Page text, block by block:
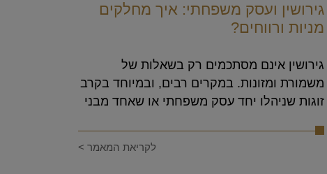
גירושין ועסק משפחתי: איך מחלקים
מניות ורווחים?
גירושין אינם מסתכמים רק בשאלות של
משמורת ומזונות. במקרים רבים, ובמיוחד בקרב
זוגות שניהלו יחד עסק משפחתי או שאחד מבני
לקריאת המאמר >